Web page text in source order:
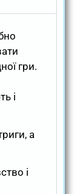
гри.
і
а
і